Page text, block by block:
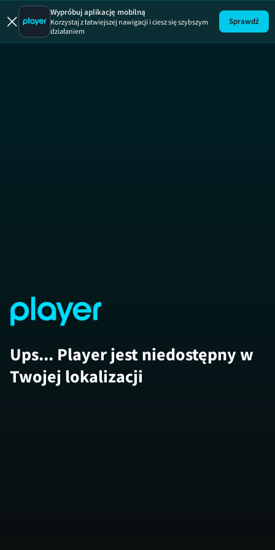
Wallander SE
Wypróbuj aplikację mobilną
Korzystaj z łatwiejszej nawigacji i ciesz się szybszym
działaniem
Sprawdź
Ups... Player jest niedostępny w
Twojej lokalizacji